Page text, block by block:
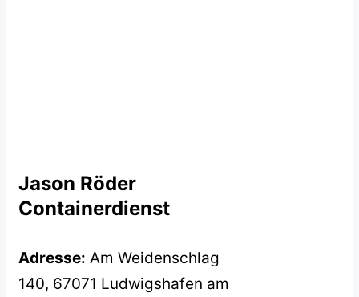
Jason Röder
Containerdienst
Adresse: Am Weidenschlag
140, 67071 Ludwigshafen am